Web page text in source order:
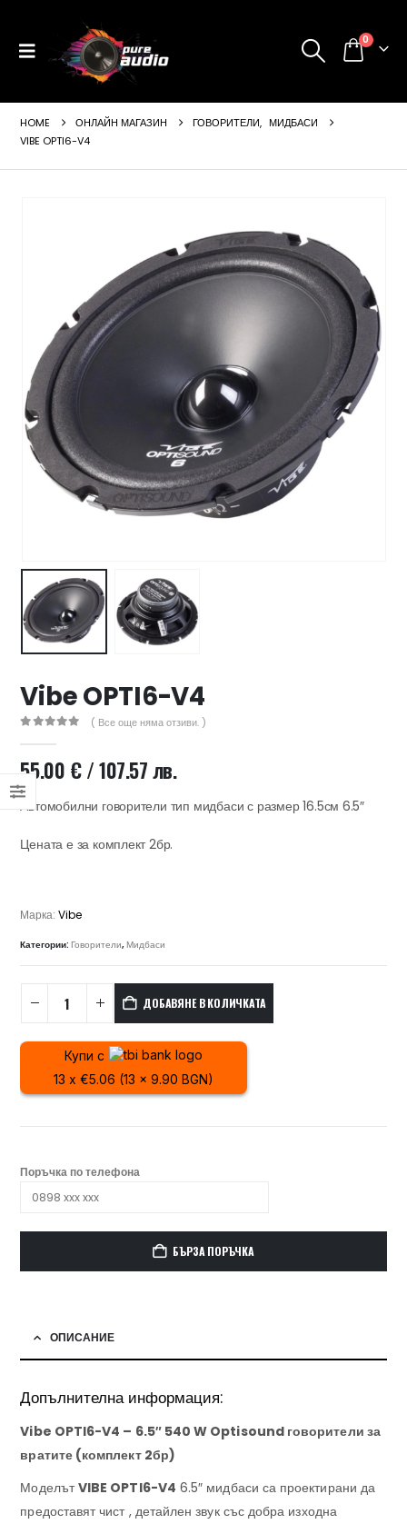
0
HOME ОНЛАЙН МАГАЗИН ГОВОРИТЕЛИ, МИДБАСИ
VIBE OPTI6-V4
Vibe OPTI6-V4
( Все още няма отзиви. )
55.00 €/ 107.57 лв.
Автомобилни говорители тип мидбаси с размер 16.5см 6.5″
Цената е за комплект 2бр.
Марка:Vibe
Категории:Говорители,Мидбаси
ДОБАВЯНЕ В КОЛИЧКАТА
Купи с
13 x €5.06 (13 x 9.90 BGN)
Поръчка по телефона
БЪРЗА ПОРЪЧКА
ОПИСАНИЕ
Допълнителна информация:
Vibe OPTI6-V4 – 6.5″ 540 W Optisound говорители за
вратите (комплект 2бр)
МоделътVIBE OPTI6-V4 6.5″ мидбаси са проектирани да
предоставят чист , детайлен звук със добра изходна
лв..